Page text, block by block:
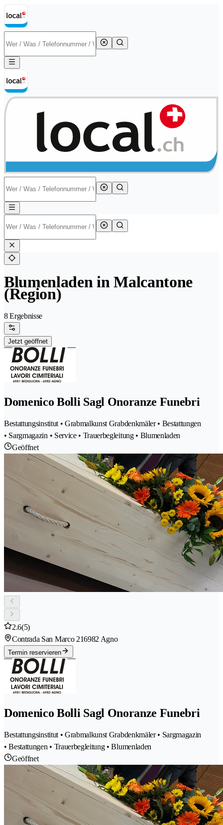
Blumenladen in Malcantone
(Region)
8 Ergebnisse
Jetzt geöffnet
Domenico Bolli Sagl Onoranze Funebri
Bestattungsinstitut • Grabmalkunst Grabdenkmäler • Bestattungen
• Sargmagazin • Service • Trauerbegleitung • Blumenladen
Geöffnet
2.6(5)
Contrada San Marco 216982 Agno
Termin reservieren
Domenico Bolli Sagl Onoranze Funebri
Bestattungsinstitut • Grabmalkunst Grabdenkmäler • Sargmagazin
• Bestattungen • Trauerbegleitung • Blumenladen
Geöffnet